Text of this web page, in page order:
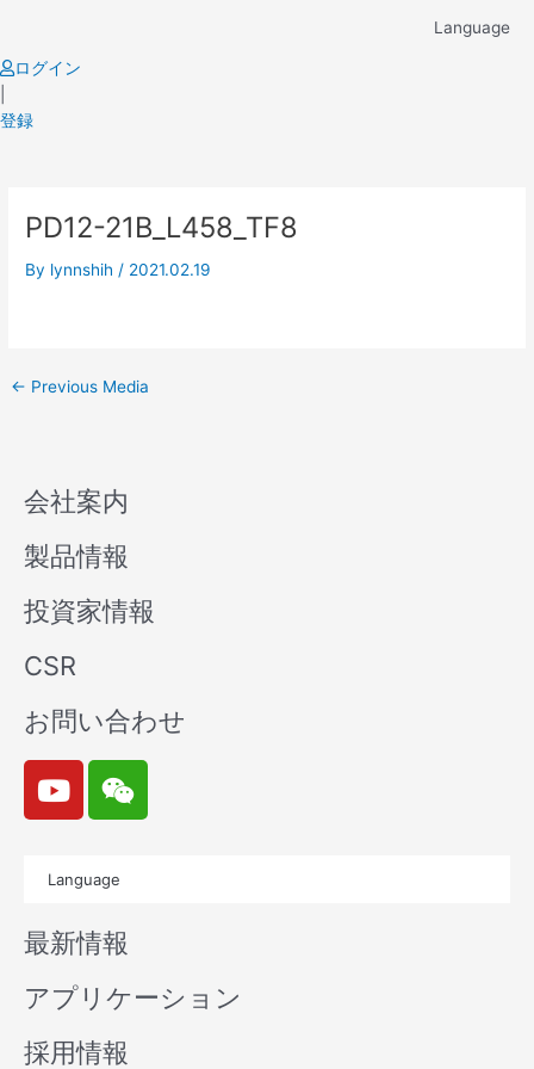
content
Language
ログイン
登録
PD12-21B_L458_TF8
By lynnshih / 2021.02.19
navigation
← Previous Media
会社案内
製品情報
投資家情報
CSR
お問い合わせ
Y
o
u
b
e
W
e
i
n
Language
最新情報
アプリケーション
採用情報